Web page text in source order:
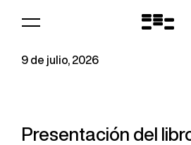
Logo
9 de julio, 2026
Presentación del